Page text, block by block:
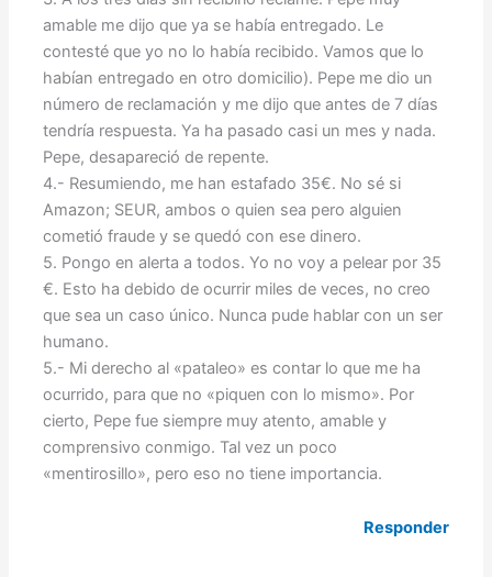
amable me dijo que ya se había entregado. Le
contesté que yo no lo había recibido. Vamos que lo
habían entregado en otro domicilio). Pepe me dio un
número de reclamación y me dijo que antes de 7 días
tendría respuesta. Ya ha pasado casi un mes y nada.
Pepe, desapareció de repente.
4.- Resumiendo, me han estafado 35€. No sé si
Amazon; SEUR, ambos o quien sea pero alguien
cometió fraude y se quedó con ese dinero.
5. Pongo en alerta a todos. Yo no voy a pelear por 35
€. Esto ha debido de ocurrir miles de veces, no creo
que sea un caso único. Nunca pude hablar con un ser
humano.
5.- Mi derecho al «pataleo» es contar lo que me ha
ocurrido, para que no «piquen con lo mismo». Por
cierto, Pepe fue siempre muy atento, amable y
comprensivo conmigo. Tal vez un poco
«mentirosillo», pero eso no tiene importancia.
Responder